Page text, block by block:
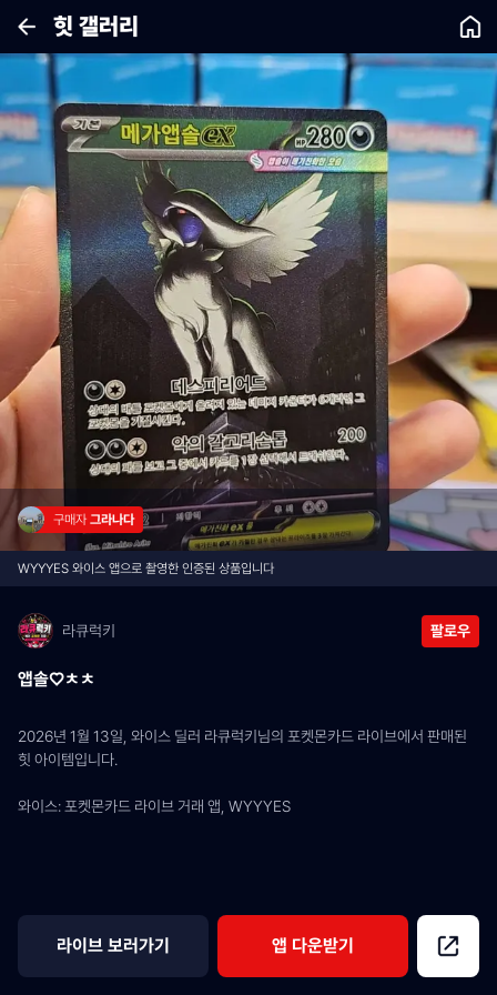
힛 갤러리
구매자 그라나다
WYYYES 와이스 앱으로 촬영한 인증된 상품입니다
라큐럭키 팔로우
앱솔♡ㅊㅊ
2026년 1월 13일, 와이스 딜러 라큐럭키님의 포켓몬카드 라이브에서 판매된
힛 아이템입니다.
와이스: 포켓몬카드 라이브 거래 앱, WYYYES
라이브 보러가기 앱 다운받기